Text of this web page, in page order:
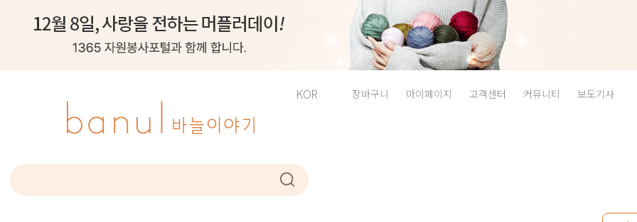
KOR 장바구니 마이페이지 고객센터 커뮤니티 보도기사